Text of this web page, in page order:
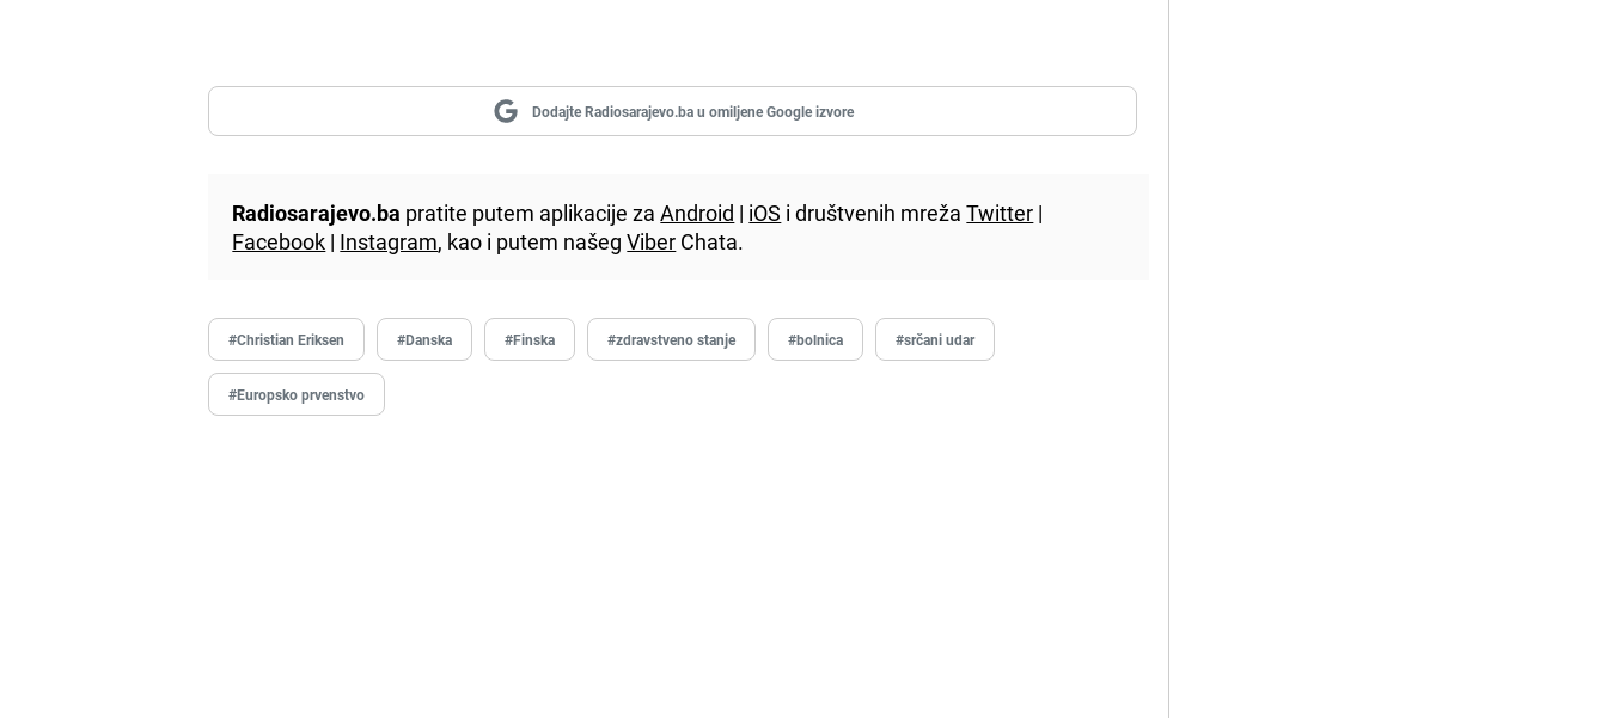
Dodajte Radiosarajevo.ba u omiljene Google izvore
Radiosarajevo.ba pratite putem aplikacije zaAndroid | iOS i društvenih mrežaTwitter |
Facebook | Instagram, kao i putem našegViber Chata.
#Christian Eriksen #Danska #Finska #zdravstveno stanje #bolnica #srčani udar
#Europsko prvenstvo